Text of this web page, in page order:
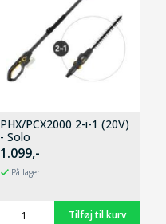
PHX/PCX2000 2-i-1 (20V)
- Solo
1.099,-
På lager